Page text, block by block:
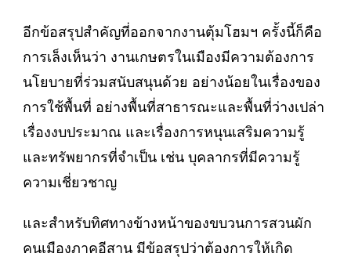
อีกข้อสรุปสำคัญที่ออกจากงานตุ้มโฮมฯ ครั้งนี้ก็คือ
การเล็งเห็นว่า งานเกษตรในเมืองมีความต้องการ
นโยบายที่ร่วมสนับสนุนด้วย อย่างน้อยในเรื่องของ
การใช้พื้นที่ อย่างพื้นที่สาธารณะและพื้นที่ว่างเปล่า
เรื่องงบประมาณ และเรื่องการหนุนเสริมความรู้
และทรัพยากรที่จำเป็น เช่น บุคลากรที่มีความรู้
ความเชี่ยวชาญ
และสำหรับทิศทางข้างหน้าของขบวนการสวนผัก
คนเมืองภาคอีสาน มีข้อสรุปว่าต้องการให้เกิด